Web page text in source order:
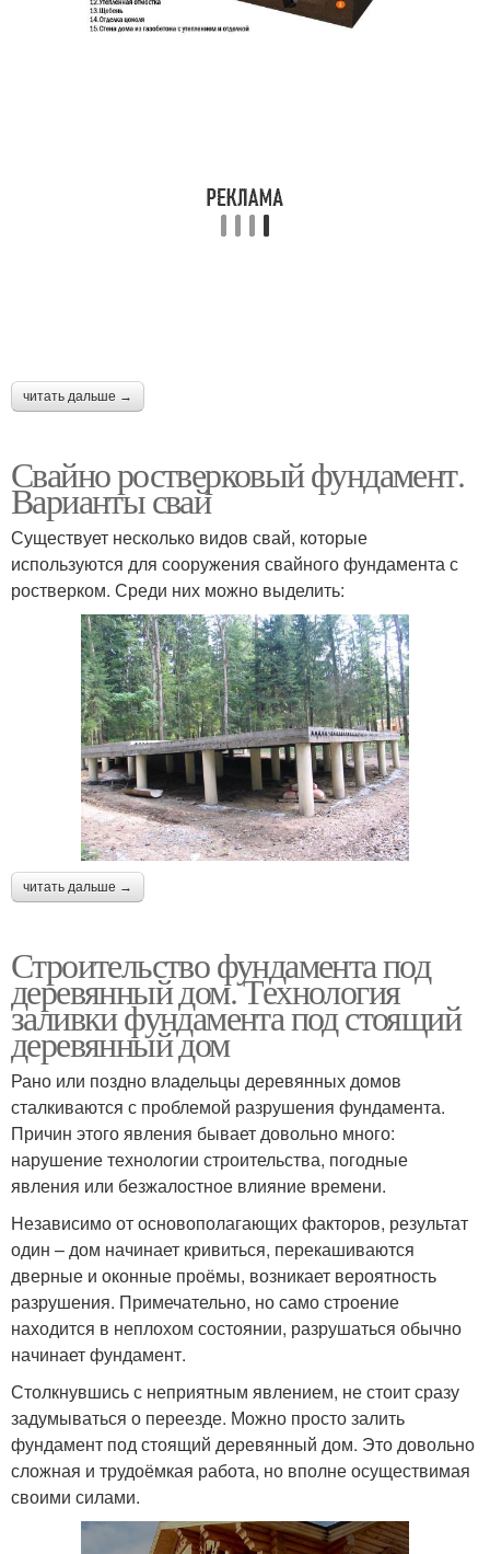
читать дальше →
Свайно ростверковый фундамент.
Варианты свай
Существует несколько видов свай, которые
используются для сооружения свайного фундамента с
ростверком. Среди них можно выделить:
читать дальше →
Строительство фундамента под
деревянный дом. Технология
заливки фундамента под стоящий
деревянный дом
Рано или поздно владельцы деревянных домов
сталкиваются с проблемой разрушения фундамента.
Причин этого явления бывает довольно много:
нарушение технологии строительства, погодные
явления или безжалостное влияние времени.
Независимо от основополагающих факторов, результат
один – дом начинает кривиться, перекашиваются
дверные и оконные проёмы, возникает вероятность
разрушения. Примечательно, но само строение
находится в неплохом состоянии, разрушаться обычно
начинает фундамент.
Столкнувшись с неприятным явлением, не стоит сразу
задумываться о переезде. Можно просто залить
фундамент под стоящий деревянный дом. Это довольно
сложная и трудоёмкая работа, но вполне осуществимая
своими силами.